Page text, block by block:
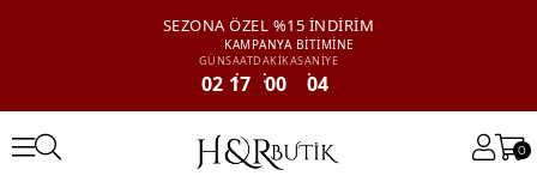
SEZONA ÖZEL %15 İNDİRİM
KAMPANYA BİTİMİNE
GÜN
02
SAAT
17
DAKİKA
00
SANİYE
04
0